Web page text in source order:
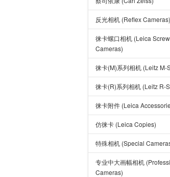
反光相机 (Reflex Cameras)
徕卡螺口相机 (Leica
Cameras)
徕卡(M)系列相机 (Leitz M-
徕卡(R)系列相机 (Leitz R-
徕卡附件 (Leica
仿徕卡 (Leica Copies)
特殊相机 (Special
专业中大画幅相机
Cameras)